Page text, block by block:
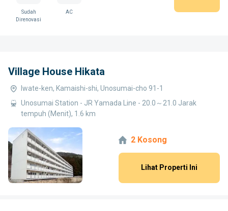
Sudah
Direnovasi
AC
Village House Hikata
Iwate-ken, Kamaishi-shi, Unosumai-cho 91-1
Unosumai Station - JR Yamada Line - 20.0～21.0 Jarak
tempuh (Menit), 1.6 km
2 Kosong
Lihat Properti Ini